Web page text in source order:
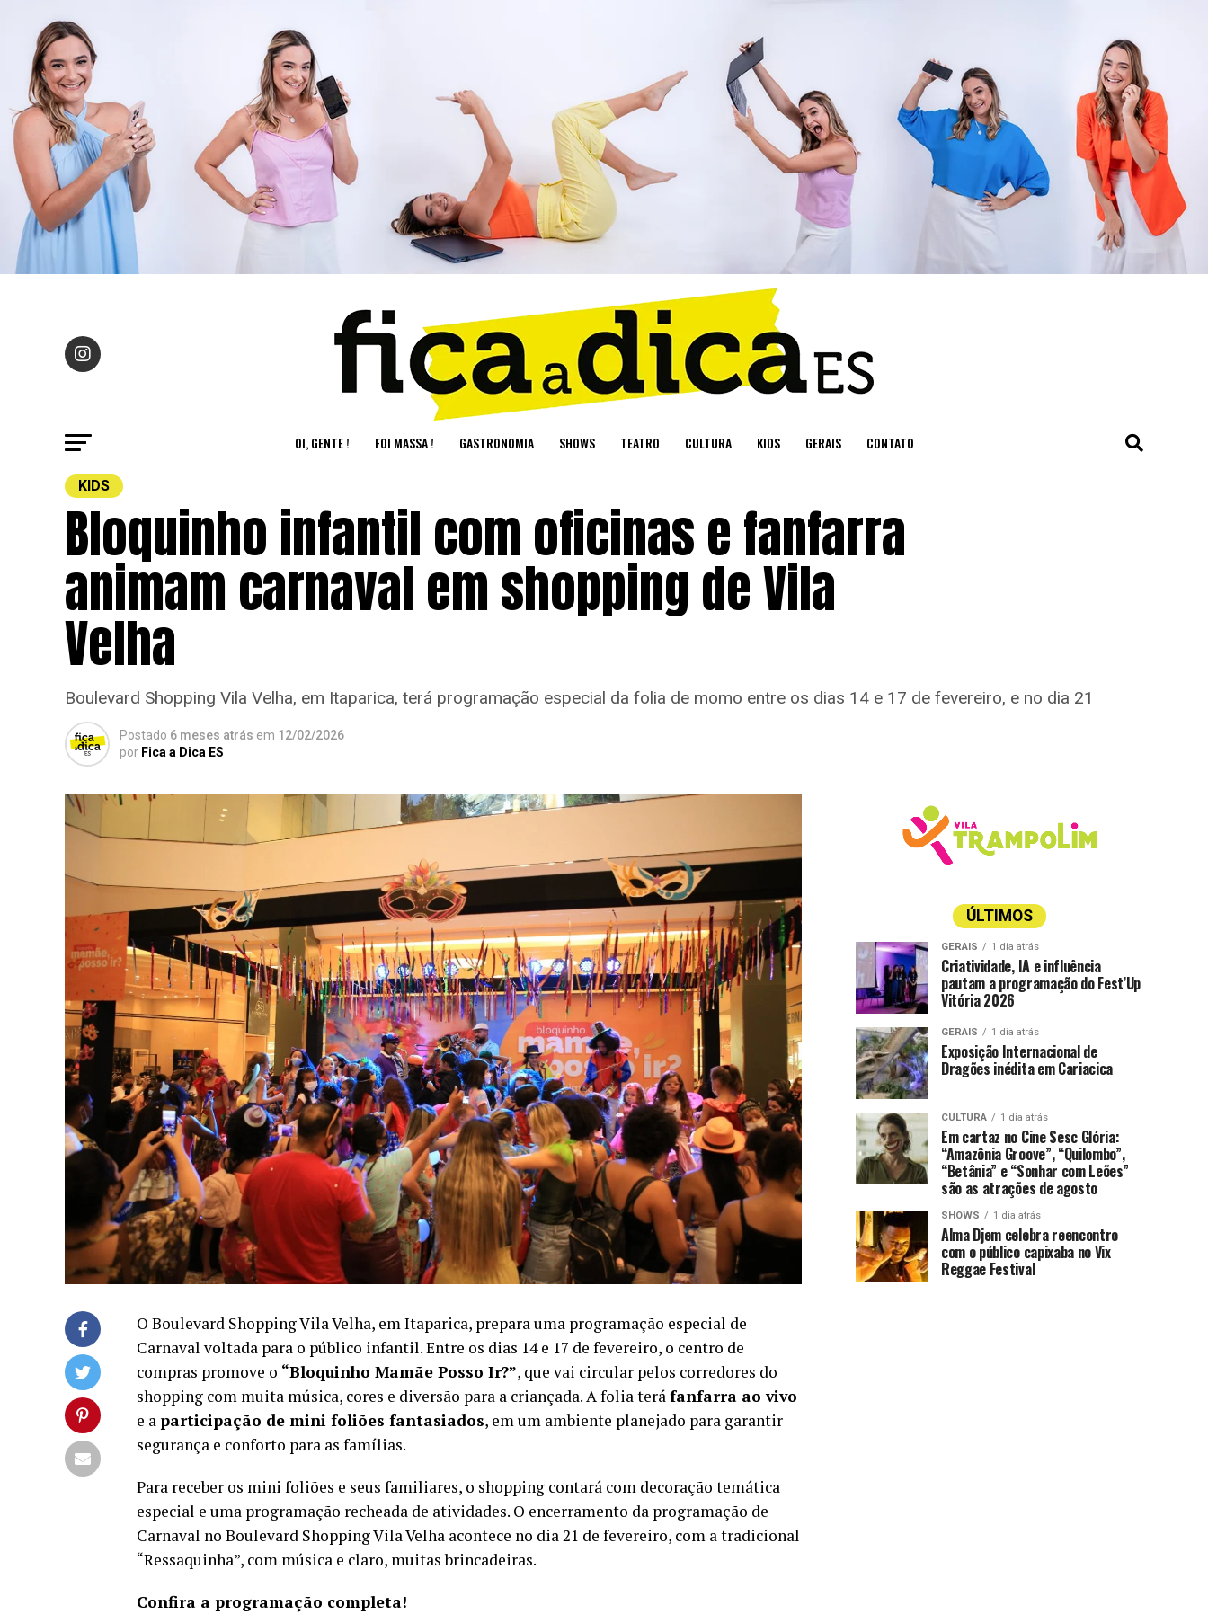
OI, GENTE ! FOI MASSA ! GASTRONOMIA SHOWS TEATRO CULTURA KIDS GERAIS CONTATO
KIDS
Bloquinho infantil com oficinas e fanfarra
animam carnaval em shopping de Vila
Velha
Boulevard Shopping Vila Velha, em Itaparica, terá programação especial da folia de momo entre os dias 14 e 17 de fevereiro, e no dia 21
Postado 6 meses atrás em 12/02/2026
por Fica a Dica ES
O Boulevard Shopping Vila Velha, em Itaparica, prepara uma programação especial de
Carnaval voltada para o público infantil. Entre os dias 14 e 17 de fevereiro, o centro de
compras promove o “Bloquinho Mamãe Posso Ir?”, que vai circular pelos corredores do
shopping com muita música, cores e diversão para a criançada. A folia teráfanfarra ao vivo
e a participação de mini foliões fantasiados, em um ambiente planejado para garantir
segurança e conforto para as famílias.
Para receber os mini foliões e seus familiares, o shopping contará com decoração temática
especial e uma programação recheada de atividades. O encerramento da programação de
Carnaval no Boulevard Shopping Vila Velha acontece no dia 21 de fevereiro, com a tradicional
“Ressaquinha”, com música e claro, muitas brincadeiras.
Confira a programação completa!
ÚLTIMOS
GERAIS 1 dia atrás
Criatividade, IA e influência
pautam a programação do Fest’Up
Vitória 2026
GERAIS 1 dia atrás
Exposição Internacional de
Dragões inédita em Cariacica
CULTURA 1 dia atrás
Em cartaz no Cine Sesc Glória:
“Amazônia Groove”, “Quilombo”,
“Betânia” e “Sonhar com Leões”
são as atrações de agosto
SHOWS 1 dia atrás
Alma Djem celebra reencontro
com o público capixaba no Vix
Reggae Festival